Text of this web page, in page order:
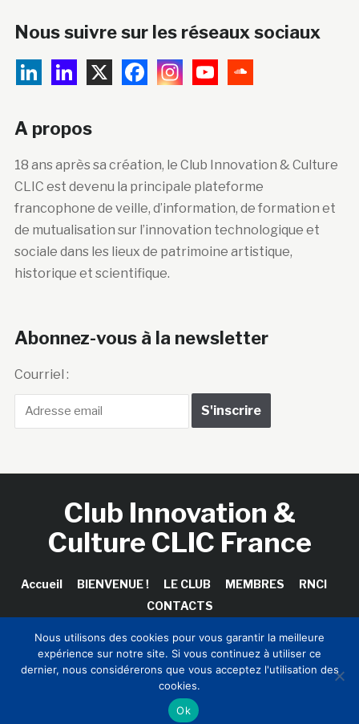
Nous suivre sur les réseaux sociaux
A propos
18 ans après sa création, le Club Innovation & Culture
CLIC est devenu la principale plateforme
francophone de veille, d’information, de formation et
de mutualisation sur l’innovation technologique et
sociale dans les lieux de patrimoine artistique,
historique et scientifique.
Abonnez-vous à la newsletter
Courriel :
Club Innovation &
Culture CLIC France
Accueil BIENVENUE ! LE CLUB MEMBRES
RNCI
CONTACTS
Copyright © 2026 Club Innovation & Culture CLIC France /
Sinapses Conseils
Nous utilisons des cookies pour vous garantir la meilleure
expérience sur notre site. Si vous continuez à utiliser ce
dernier, nous considérerons que vous acceptez l'utilisation des
cookies.
Ok